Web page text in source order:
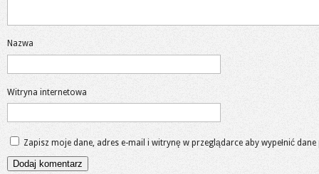
Nazwa
Witryna internetowa
Zapisz moje dane, adres e-mail i witrynę w przeglądarce aby wypełnić